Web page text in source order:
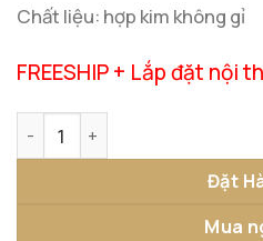
Chất liệu: hợp kim không gỉ
FREESHIP + Lắp đặt nội
Tượng Vòng Nguyệt Hoa Tâm
Đặt
Mua